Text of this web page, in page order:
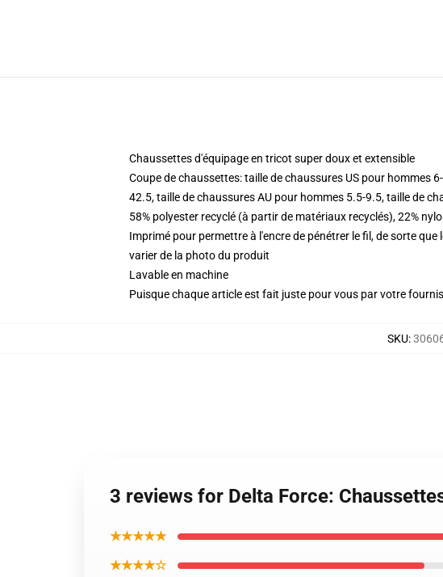
Chaussettes d'équipage en tricot super doux et extensible
Coupe de chaussettes: taille de chaussures US pour hommes
42.5, taille de chaussures AU pour hommes 5.5-9.5, taille de
58% polyester recyclé (à partir de matériaux recyclés), 22%
Imprimé pour permettre à l'encre de pénétrer le fil, de sorte
varier de la photo du produit
Lavable en machine
Puisque chaque article est fait juste pour vous par votre
SKU:
3 reviews for Delta Force:
★★★★★
★★★★☆